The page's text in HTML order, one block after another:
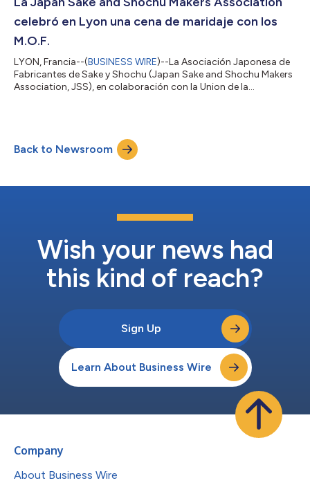
por 1,8, el preci...
celebró en Lyon una cena de maridaje con los
M.O.F.
LYON, Francia--(BUSINESS WIRE)--La Asociación Japonesa de
Fabricantes de Sake y Shochu (Japan Sake and Shochu Makers
Association, JSS), en colaboración con la Union de la
“Mejor Artesano de Francia” (M.O.F.), un galardón concedido a
artesanos con conocimientos avanzados considerados dignos
Back to Newsroom
Wish your news had
this kind of reach?
Sign Up
Learn About Business Wire
Company
About Business Wire